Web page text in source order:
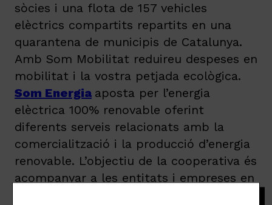
sòcies i una flota de 157 vehicles
elèctrics compartits repartits en una
quarantena de municipis de Catalunya.
Amb Som Mobilitat reduireu despeses en
mobilitat i la vostra petjada ecològica.
Som Energia aposta per l’energia
elèctrica 100% renovable oferint
diferents serveis relacionats amb la
comercialització i la producció d’energia
renovable. L’objectiu de la cooperativa és
acompanyar a les entitats i empreses en